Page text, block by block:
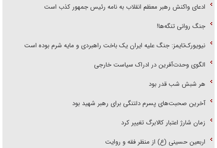
ادعای واکنش رهبر معظم انقلاب به نامه رئیس جمهور کذب است
جنگ روانی تنگه‌ها!
نیویورک‌تایمز: جنگ علیه ایران یک باخت راهبردی و مایه شرم بوده است
الگوی وحدت‌آفرین در ادراک سیاست خارجی
هر شبش شب قدر بود
آخرین صحبت‌های پسرم دلتنگی برای رهبر شهید بود
زمان شارژ اعتبار کالابرگ تغییر کرد
اربعین حسینی (ع) از منظر فقه و روایت